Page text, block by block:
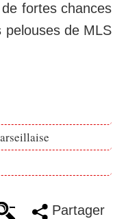
fortes chances
pelouses de MLS
Partager